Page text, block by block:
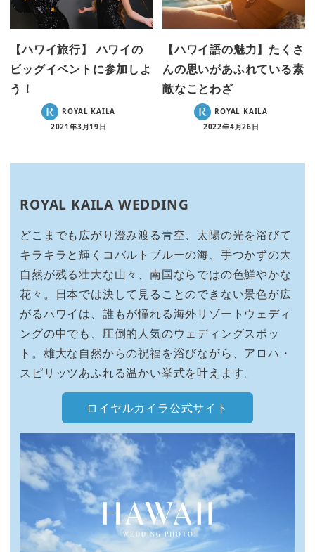
【ハワイ旅行】 ハワイの
ビッグイベントに参加しよ
う！
ROYAL KAILA
2021年3月19日
【ハワイ語の魅力】たくさ
んの思いがあふれている素
敵なことわざ
ROYAL KAILA
2022年4月26日
ROYAL KAILA WEDDING
どこまでも広がり澄み渡る青空、太陽の光を浴びて
キラキラと輝くコバルトブルーの海、手つかずの大
自然が残る壮大な山々、南国ならではの色鮮やかな
花々。日本では決して見ることのできない景色が広
がるハワイは、誰もが憧れる海外リゾートウェディ
ングの中でも、圧倒的人気のウェディングスポッ
ト。雄大な自然からの祝福を浴びながら、アロハ・
スピリッツあふれる温かい挙式を叶えます。
ロイヤルカイラ公式サイト